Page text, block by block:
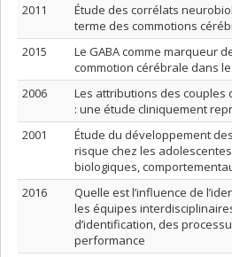
2011
Étude des corrélats
terme des commotions
2015
Le GABA comme marqueur
commotion cérébrale dans
2006
Les attributions des couples
: une étude cliniquement
2001
Étude du développement
risque chez les
biologiques,
2016
Quelle est l’influence de
les équipes
d’identification, des
performance